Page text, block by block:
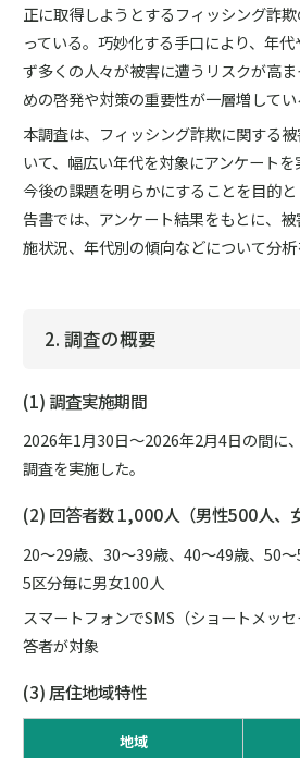
正に取得しようとするフィッシング詐
っている。巧妙化する手口により、年
ず多くの人々が被害に遭うリスクが高
めの啓発や対策の重要性が一層増してい
本調査は、フィッシング詐欺に関する
いて、幅広い年代を対象にアンケート
今後の課題を明らかにすることを目的
告書では、アンケート結果をもとに、
施状況、年代別の傾向などについて分析
2. 調査の概要
(1) 調査実施期間
2026年1月30日～2026年2月4日の間に
調査を実施した。
(2) 回答者数 1,000人（男性500人、
20～29歳、30～39歳、40～49歳、50
5区分毎に男女100人
スマートフォンでSMS（ショートメッ
答者が対象
(3) 居住地域特性
地域